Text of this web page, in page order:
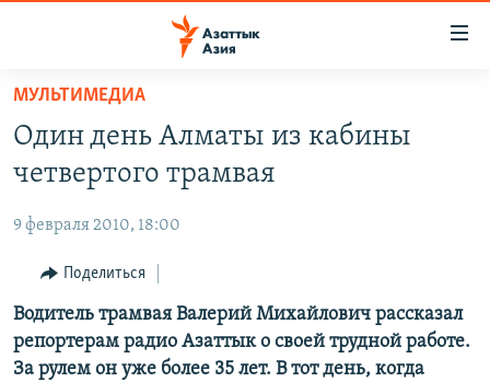
Вернуться
основному
содержанию
навигации
Вернутся
поиску
УЗБЕКИСТАН
ТАДЖИКИСТАН
НОВОСТИ
ВОЙНА В УКРАИНЕ
НА ДРУГИХ ЯЗЫКАХ
ҚАЗАҚША
КЫРГЫЗЧА
ЎЗБЕКЧА
МУЛЬТИМЕДИА
Один день Алматы из кабины
четвертого трамвая
9 февраля 2010, 18:00
Поделиться
Водитель трамвая Валерий Михайлович рассказал
репортерам радио Азаттык о своей трудной работе.
За рулем он уже более 35 лет. В тот день, когда